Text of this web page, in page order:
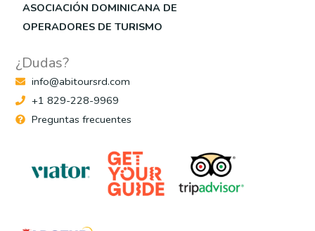
ASOCIACIÓN DOMINICANA DE
OPERADORES DE TURISMO
¿Dudas?
info@abitoursrd.com
+1 829-228-9969
Preguntas frecuentes